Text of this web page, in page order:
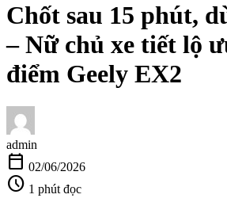
Chốt sau 15 phút,
– Nữ chủ xe tiết lộ
điểm Geely EX2
admin
calendar_today 02/06/2026
schedule 1 phút đọc